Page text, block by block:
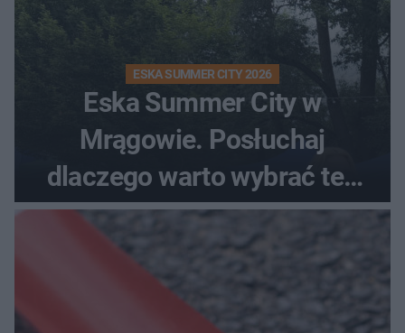
ESKA SUMMER CITY 2026
Eska Summer City w
Mrągowie. Posłuchaj
dlaczego warto wybrać ten
kierunek na urlop!